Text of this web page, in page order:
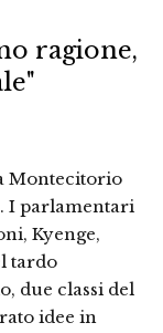
ragione,
Montecitorio
I parlamentari
Kyenge,
tardo
due classi del
idee in